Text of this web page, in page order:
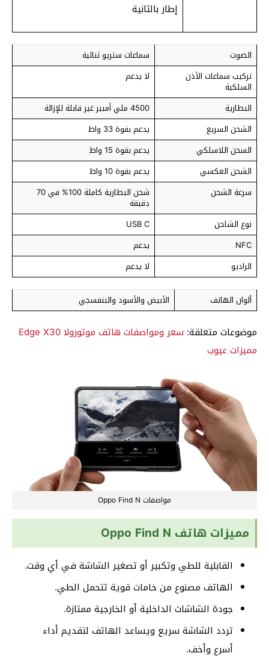
إطار بالثانية
الصوت
سماعات ستريو ثنائية
تركيب سماعات الأذن
السلكية
لا يدعم
البطارية
4500 ملي أمبير غير قابلة للإزالة
الشحن السريع
يدعم بقوة 33 واط
السحن اللاسلكي
يدعم بقوة 15 واط
الشحن العكسي
يدعم بقوة 10 واط
سرعة الشحن
شحن البطارية كاملة 100% في 70
دقيقة
نوع الشاحن
USB C
NFC
يدعم
الراديو
لا يدعم
ألوان الهاتف الأبيض والأسود والبنفسجي
موضوعات متعلقة:
سعر ومواصفات هاتف موتورولا Edge X30
مميزات عيوب
مواصفات Oppo Find N
مميزات هاتف Oppo Find N
القابلية للطي وتكبير أو تصغير الشاشة في أي وقت.
الهاتف مصنوع من خامات قوية تتحمل الطي.
جودة الشاشات الداخلية أو الخارجية ممتازة.
تردد الشاشة سريع ويساعد الهاتف لتقديم أداء
أسرع وأخف.